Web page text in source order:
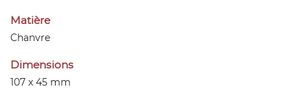
Matière
Chanvre
Dimensions
107 x 45 mm